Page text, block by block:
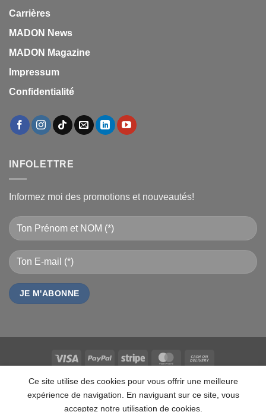
Carrières
MADON News
MADON Magazine
Impressum
Confidentialité
INFOLETTRE
Informez moi des promotions et nouveautés!
Visa PayPal Stripe MasterCard
Delivery
QUI SOMMES NOUS CONTACT FAQ CAREERS
MARQUES
EN PROMO
ANALYTICS
MDN-SUITE-VENDEURS
IMPRESSION PERSONNALISÉE
MON-TSHIRT
Ce site utilise des cookies pour vous offrir une meilleure
expérience de navigation. En naviguant sur ce site, vous
acceptez notre utilisation de cookies.